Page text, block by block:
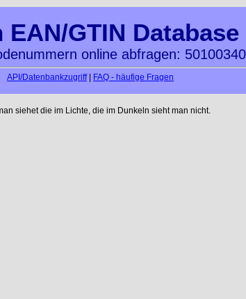
EAN/GTIN Database
online abfragen:
API/Datenbankzugriff| FAQ - häufige Fragen
siehet die im Lichte, die im Dunkeln sieht man nicht.